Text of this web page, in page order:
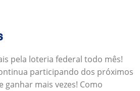
pela loteria federal todo mês!
participando dos próximos
ganhar mais vezes! Como